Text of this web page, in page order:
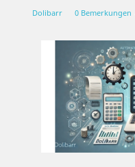
Dolibarr 0 Bemerkungen